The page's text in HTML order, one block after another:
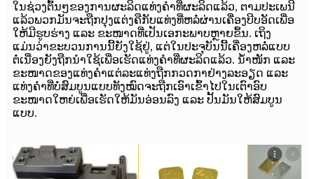
ໃນຊ່ວງຕົ້ນໆຂອງການຜະລິດແທ່ງຄຳທີ່ຜະລິດແລ້ວ, ຕາມປະເພນີ
ແລ້ວພວກມັນຈະຖືກປຸງແຕ່ງຄືກັບແທ່ງທີ່ຫລໍ່ຜ່ານເຄື່ອງບີບອັດເພື່ອ
ໃຫ້ມີຮູບຮ່າງ ແລະ ຂະໜາດທີ່ເປັນເອກະພາບຫຼາຍຂຶ້ນ. ເຖິງ
ແມ່ນວ່າຂະບວນການນີ້ຍັງໃຊ້ຢູ່, ແຕ່ໃນປະຈຸບັນນີ້ເຄື່ອງຫລໍ່ແບບ
ຕໍ່ເນື່ອງຍັງຖືກນຳໃຊ້ເພື່ອເຮັດແທ່ງຄຳທີ່ຜະລິດແລ້ວ. ນ້ຳໜັກ ແລະ
ຂະໜາດຂອງແທ່ງຄຳແຕ່ລະແທ່ງຖືກກວດກາຢ່າງລະອຽດ ແລະ
ແທ່ງຄຳທີ່ບໍ່ສົມບູນແບບທັງໝົດຈະຖືກເອົາເຂົ້າໄປໃນເຕົາອົບ
ຂະໜາດໃຫຍ່ເພື່ອເຮັດໃຫ້ມັນອ່ອນລົງ ແລະ ປັ້ນມັນໃຫ້ສົມບູນ
ແບບ.